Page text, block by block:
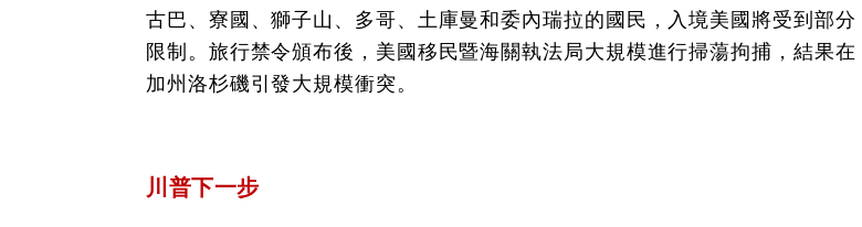
古巴、寮國、獅子山、多哥、土庫曼和委內瑞拉的國民，入境美國將受到部分
限制。旅行禁令頒布後，美國移民暨海關執法局大規模進行掃蕩拘捕，結果在
加州洛杉磯引發大規模衝突。
川普下一步